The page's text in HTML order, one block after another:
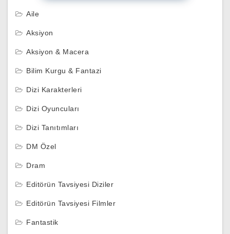
Aile
Aksiyon
Aksiyon & Macera
Bilim Kurgu & Fantazi
Dizi Karakterleri
Dizi Oyuncuları
Dizi Tanıtımları
DM Özel
Dram
Editörün Tavsiyesi Diziler
Editörün Tavsiyesi Filmler
Fantastik